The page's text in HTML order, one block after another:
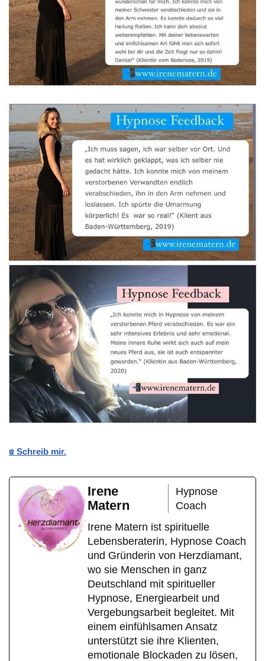
☎️ Schreib mir.
Irene
Matern
Hypnose
Coach
Irene Matern ist spirituelle
Lebensberaterin, Hypnose Coach
und Gründerin von Herzdiamant,
wo sie Menschen in ganz
Deutschland mit spiritueller
Hypnose, Energiearbeit und
Vergebungsarbeit begleitet. Mit
einem einfühlsamen Ansatz
unterstützt sie ihre Klienten,
emotionale Blockaden zu lösen,